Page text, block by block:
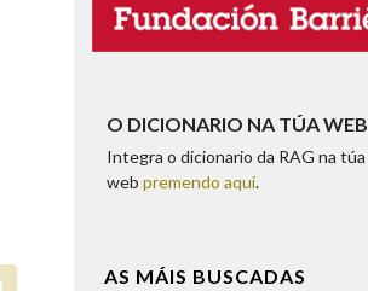
O DICIONARIO NA TÚA WEB
Integra o dicionario da RAG na túa
web premendo aquí.
AS MÁIS BUSCADAS